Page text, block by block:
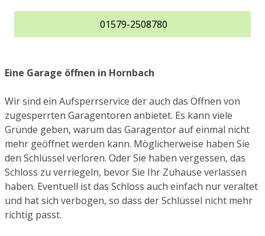
01579-2508780
Eine Garage öffnen in Hornbach
Wir sind ein Aufsperrservice der auch das Öffnen von
zugesperrten Garagentoren anbietet. Es kann viele
Gründe geben, warum das Garagentor auf einmal nicht
mehr geöffnet werden kann. Möglicherweise haben Sie
den Schlüssel verloren. Oder Sie haben vergessen, das
Schloss zu verriegeln, bevor Sie Ihr Zuhause verlassen
haben. Eventuell ist das Schloss auch einfach nur veraltet
und hat sich verbogen, so dass der Schlüssel nicht mehr
richtig passt.